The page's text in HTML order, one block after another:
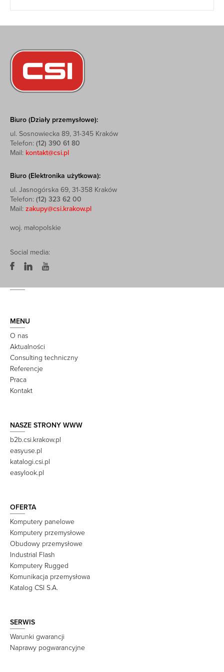
Biuro (Działy przemysłowe):
ul. Sosnowiecka 89, 31-345 Kraków
Telefon: (12) 390 61 80
Mail: kontakt@csi.pl
Biuro (Elektronika użytkowa):
ul. Jasnogórska 69, 31-358 Kraków
Telefon: (12) 323 62 00
Mail: zakupy@csi.krakow.pl
woj. małopolskie
Social media:
MENU
O nas
Aktualności
Consulting techniczny
Referencje
Praca
Kontakt
NASZE STRONY WWW
b2b.csi.krakow.pl
easyuse.pl
katalogi.csi.pl
easylook.pl
OFERTA
Komputery panelowe
Komputery przemysłowe
Obudowy przemysłowe
Industrial Flash
Komputery Rugged
Komunikacja przemysłowa
Katalog CSI S.A.
SERWIS
Warunki gwarancji
Naprawy pogwarancyjne